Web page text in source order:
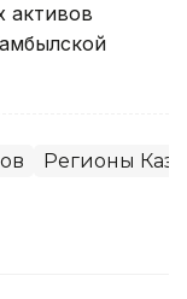
активов
Регионы